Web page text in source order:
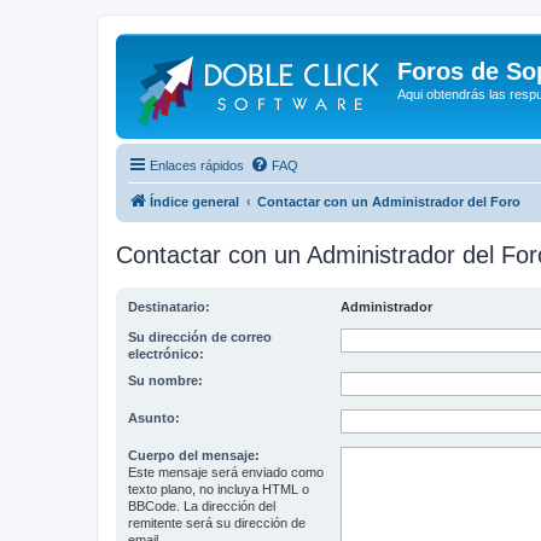
Foros de
Aqui obtendrás las
Enlaces rápidos FAQ
Índice general Contactar con un Administrador del Foro
Contactar con un Administrador del
Destinatario: Administrador
Su dirección de correo
electrónico:
Su nombre:
Asunto:
Cuerpo del mensaje:
Este mensaje será enviado como
texto plano, no incluya HTML o
BBCode. La dirección del
remitente será su dirección de